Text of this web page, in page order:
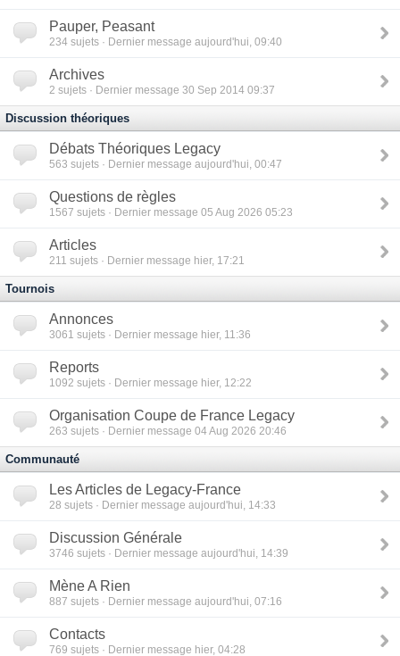
Pauper, Peasant
234 sujets · Dernier message aujourd'hui, 09:40
Archives
2 sujets · Dernier message 30 Sep 2014 09:37
Discussion théoriques
Débats Théoriques Legacy
563 sujets · Dernier message aujourd'hui, 00:47
Questions de règles
1567 sujets · Dernier message 05 Aug 2026 05:23
Articles
211 sujets · Dernier message hier, 17:21
Tournois
Annonces
3061 sujets · Dernier message hier, 11:36
Reports
1092 sujets · Dernier message hier, 12:22
Organisation Coupe de France Legacy
263 sujets · Dernier message 04 Aug 2026 20:46
Communauté
Les Articles de Legacy-France
28 sujets · Dernier message aujourd'hui, 14:33
Discussion Générale
3746 sujets · Dernier message aujourd'hui, 14:39
Mène A Rien
887 sujets · Dernier message aujourd'hui, 07:16
Contacts
769 sujets · Dernier message hier, 04:28